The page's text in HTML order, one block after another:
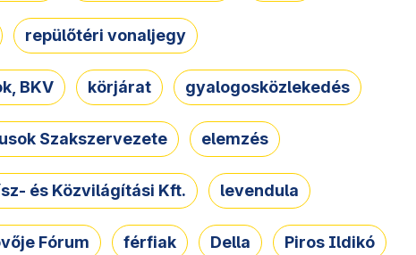
repülőtéri vonaljegy
BKV körjárat gyalogosközlekedés
Szakszervezete elemzés
és Közvilágítási Kft. levendula
Fórum férfiak Della Piros Ildikó